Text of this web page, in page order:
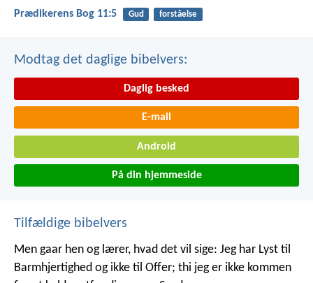
Prædikerens Bog 11:5 Gud forståelse
Modtag det daglige bibelvers:
Daglig besked
E-mail
Android
På din hjemmeside
Tilfældige bibelvers
Men gaar hen og lærer, hvad det vil sige: Jeg har Lyst til
Barmhjertighed og ikke til Offer; thi jeg er ikke kommen